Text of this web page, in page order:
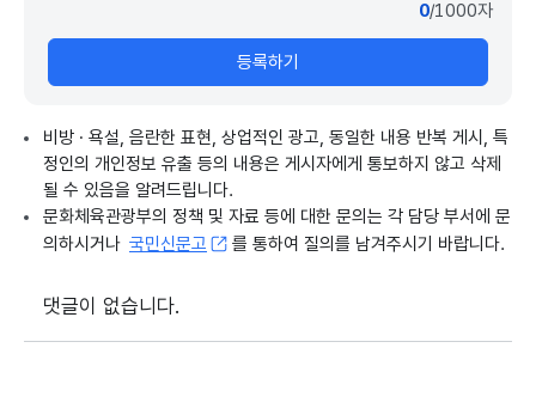
0/1000자
등록하기
비방 · 욕설, 음란한 표현, 상업적인 광고, 동일한 내용 반복 게시, 특
정인의 개인정보 유출 등의 내용은 게시자에게 통보하지 않고 삭제
될 수 있음을 알려드립니다.
문화체육관광부의 정책 및 자료 등에 대한 문의는 각 담당 부서에 문
의하시거나 국민신문고 를 통하여 질의를 남겨주시기 바랍니다.
댓글이 없습니다.